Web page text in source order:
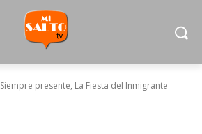
Siempre presente, La Fiesta del Inmigrante